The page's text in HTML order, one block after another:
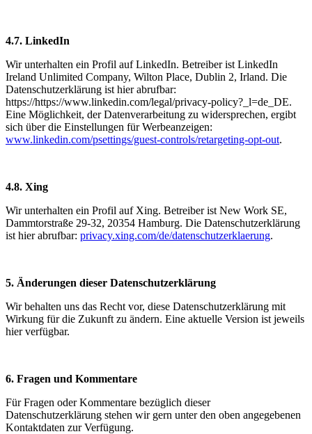
4.7. LinkedIn
Wir unterhalten ein Profil auf LinkedIn. Betreiber ist LinkedIn
Ireland Unlimited Company, Wilton Place, Dublin 2, Irland. Die
Datenschutzerklärung ist hier abrufbar:
https://https://www.linkedin.com/legal/privacy-policy?_l=de_DE.
Eine Möglichkeit, der Datenverarbeitung zu widersprechen, ergibt
sich über die Einstellungen für Werbeanzeigen:
www.linkedin.com/psettings/guest-controls/retargeting-opt-out.
4.8. Xing
Wir unterhalten ein Profil auf Xing. Betreiber ist New Work SE,
Dammtorstraße 29-32, 20354 Hamburg. Die Datenschutzerklärung
ist hier abrufbar: privacy.xing.com/de/datenschutzerklaerung.
5. Änderungen dieser Datenschutzerklärung
Wir behalten uns das Recht vor, diese Datenschutzerklärung mit
Wirkung für die Zukunft zu ändern. Eine aktuelle Version ist jeweils
hier verfügbar.
6. Fragen und Kommentare
Für Fragen oder Kommentare bezüglich dieser
Datenschutzerklärung stehen wir gern unter den oben angegebenen
Kontaktdaten zur Verfügung.